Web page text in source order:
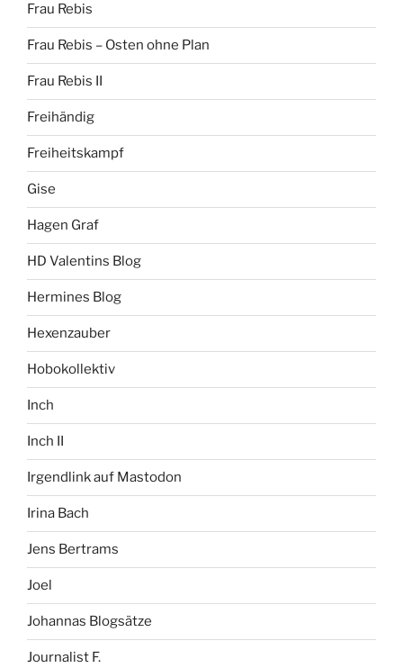
Frau Rebis
Frau Rebis – Osten ohne Plan
Frau Rebis II
Freihändig
Freiheitskampf
Gise
Hagen Graf
HD Valentins Blog
Hermines Blog
Hexenzauber
Hobokollektiv
Inch
Inch II
Irgendlink auf Mastodon
Irina Bach
Jens Bertrams
Joel
Johannas Blogsätze
Journalist F.